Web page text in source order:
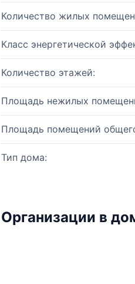
Количество жилых
Класс энергетической
Количество этажей:
Площадь нежилых
Площадь помещений
Тип дома:
Организации в